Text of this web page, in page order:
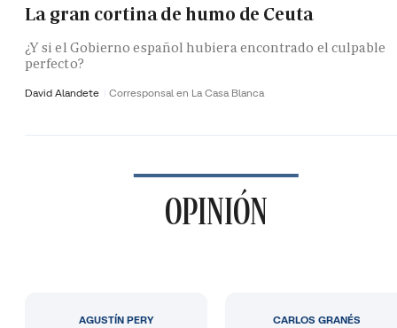
La gran cortina de humo de Ceuta
¿Y si el Gobierno español hubiera encontrado el culpable
perfecto?
David Alandete Corresponsal en La Casa Blanca
OPINIÓN
AGUSTÍN PERY CARLOS GRANÉS